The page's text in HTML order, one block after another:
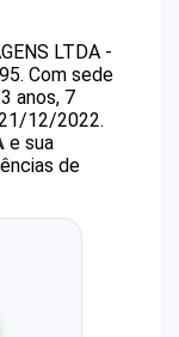
LTDA -
. Com sede
anos, 7
12/2022.
e sua
de